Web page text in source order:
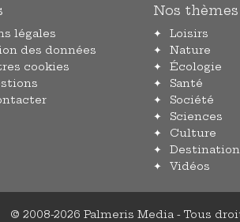
légales
des données
cookies
Nos thèmes
Loisirs
Nature
Écologie
Santé
Société
Sciences
Culture
Vidéos
© 2008-2026 Palmeris Media - Tous